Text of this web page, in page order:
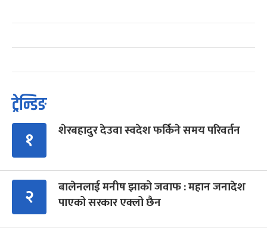
ट्रेन्डिङ
१ शेरबहादुर देउवा स्वदेश फर्किने समय परिवर्तन
२
बालेनलाई मनीष झाको जवाफ : महान जनादेश
पाएको सरकार एक्लो छैन